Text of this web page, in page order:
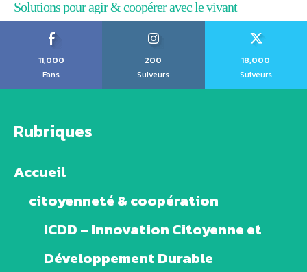
Solutions pour agir & coopérer avec le vivant
11,000
Fans
200
Suiveurs
18,000
Suiveurs
Rubriques
Accueil
citoyenneté & coopération
ICDD – Innovation Citoyenne et
Développement Durable